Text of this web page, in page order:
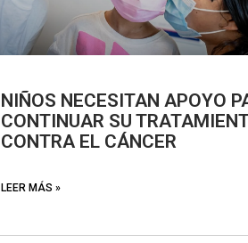
NIÑOS NECESITAN APOYO
CONTINUAR SU
CONTRA EL CÁNCER
LEER MÁS »